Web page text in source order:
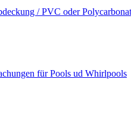
/ PVC oder
für Pools ud Whirlpools